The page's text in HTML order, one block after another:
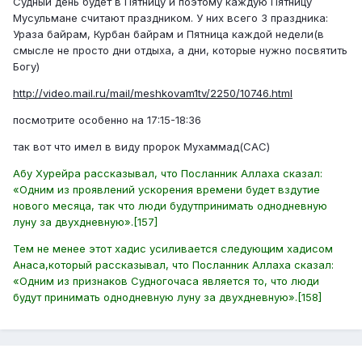
Мусульмане считают праздником. У них всего 3 праздника:
Ураза байрам, Курбан байрам и Пятница каждой недели(в
смысле не просто дни отдыха, а дни, которые нужно посвятить
Богу)
http://video.mail.ru/mail/meshkovam1tv/2250/10746.html
посмотрите особенно на 17:15-18:36
так вот что имел в виду пророк Мухаммад(САС)
Абу Хурейра рассказывал, что Посланник Аллаха сказал:
«Одним из проявлений ускорения времени будет вздутие
нового месяца, так что люди будутпринимать однодневную
луну за двухдневную».[157]
Тем не менее этот хадис усиливается следующим хадисом
Анаса,который рассказывал, что Посланник Аллаха сказал:
«Одним из признаков Судногочаса является то, что люди
будут принимать однодневную луну за двухдневную».[158]